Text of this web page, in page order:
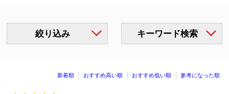
絞り込み キーワード検索
新着順 おすすめ高い順 おすすめ低い順 参考になった順